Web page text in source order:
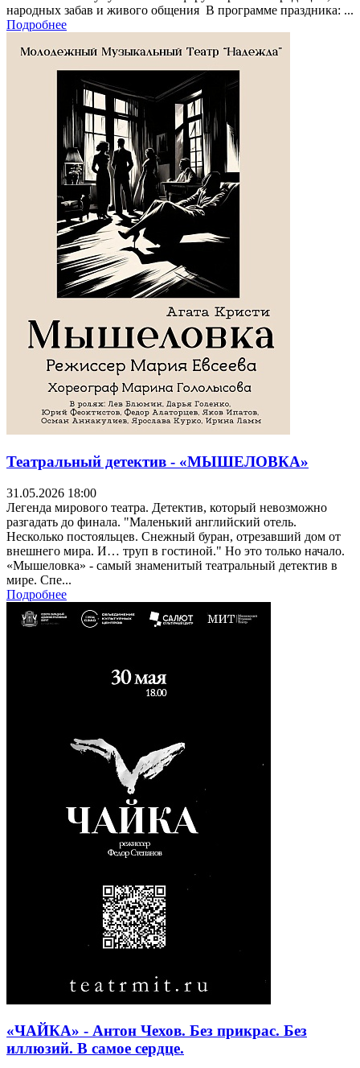
народных забав и живого общения В программе праздника: ...
Подробнее
Театральный детектив - «МЫШЕЛОВКА»
31.05.2026 18:00
Легенда мирового театра. Детектив, который невозможно
разгадать до финала. "Маленький английский отель.
Несколько постояльцев. Снежный буран, отрезавший дом от
внешнего мира. И… труп в гостиной." Но это только начало.
«Мышеловка» - самый знаменитый театральный детектив в
мире. Спе...
Подробнее
«ЧАЙКА» - Антон Чехов. Без прикрас. Без
иллюзий. В самое сердце.